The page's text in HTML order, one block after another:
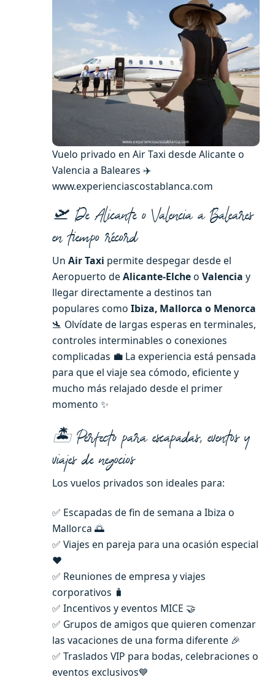
Vuelo privado en Air Taxi desde Alicante o
Valencia a Baleares ✈️
www.experienciascostablanca.com
🛫 De Alicante o Valencia a Baleares
en tiempo récord
Un Air Taxi permite despegar desde el
Aeropuerto de Alicante-Elcheo Valencia y
llegar directamente a destinos tan
populares como Ibiza, Mallorca o Menorca
🛬 Olvídate de largas esperas en terminales,
controles interminables o conexiones
complicadas 💼 La experiencia está pensada
para que el viaje sea cómodo, eficiente y
mucho más relajado desde el primer
momento ✨
🏝️ Perfecto para escapadas, eventos y
viajes de negocios
Los vuelos privados son ideales para:
✅ Escapadas de fin de semana a Ibiza o
Mallorca 🌅
✅ Viajes en pareja para una ocasión especial
❤️
✅ Reuniones de empresa y viajes
corporativos 🧳
✅ Incentivos y eventos MICE 🤝
✅ Grupos de amigos que quieren comenzar
las vacaciones de una forma diferente 🎉
✅ Traslados VIP para bodas, celebraciones o
eventos exclusivos💙